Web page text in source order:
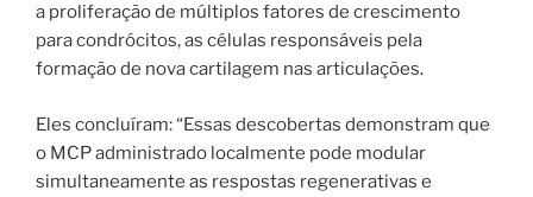
a proliferação de múltiplos fatores de crescimento
para condrócitos, as células responsáveis ​​pela
formação de nova cartilagem nas articulações.
Eles concluíram: “Essas descobertas demonstram que
o MCP administrado localmente pode modular
simultaneamente as respostas regenerativas e